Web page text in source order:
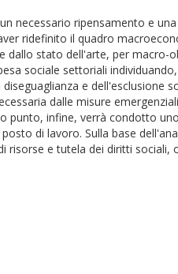
necessario ripensamento e
ridefinito il quadro
dallo stato dell'arte, per macro-
sociale settoriali
e dell'esclusione
dalle misure
punto, infine, verrà condotto
di lavoro. Sulla base
risorse e tutela dei diritti sociali,